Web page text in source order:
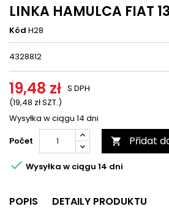
LINKA HAMULCA FIAT
Kód H28
4328812
19,48 zł
(19,48 zł SZT.)
S DPH
Wysyłka w ciągu 14 dni
Počet
 Přidat
 Wysyłka w ciągu 14 dni
POPIS DETAILY PRODUKTU